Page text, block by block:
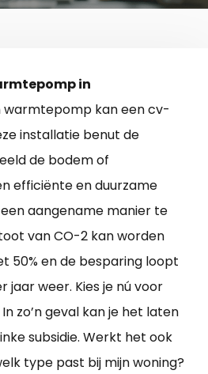
in
warmtepomp kan een cv-
installatie benut de
de bodem of
efficiënte en duurzame
aangename manier te
van CO-2 kan worden
50% en de besparing loopt
jaar weer. Kies je nú voor
zo’n geval kan je het laten
subsidie. Werkt het ook
type past bij mijn woning?